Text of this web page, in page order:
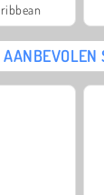
AANBEVOLEN